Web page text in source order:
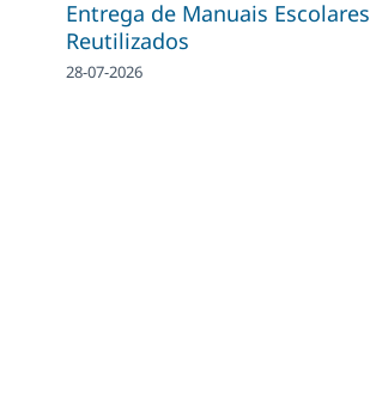
Entrega de Manuais Escolares
Reutilizados
28-07-2026